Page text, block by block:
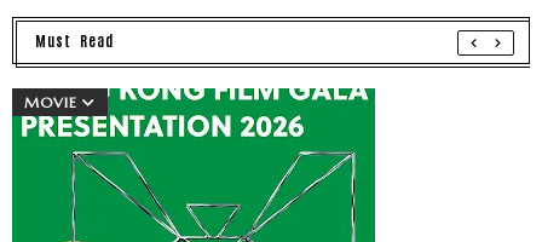
Must Read
MOVIE